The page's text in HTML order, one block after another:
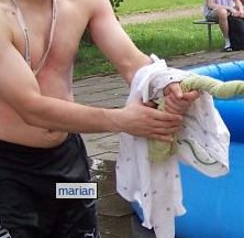
marian